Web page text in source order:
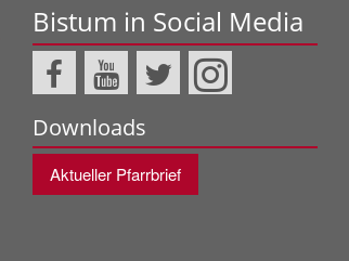
Bistum in Social Media
Downloads
Aktueller Pfarrbrief